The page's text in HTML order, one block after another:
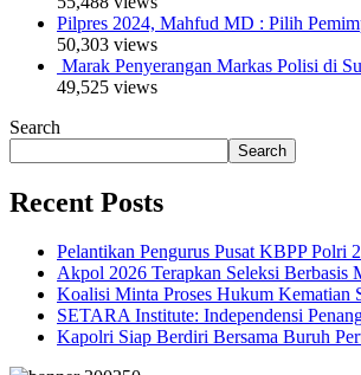
Pilpres 2024, Mahfud MD : Pilih
50,303 views
Marak Penyerangan Markas Polisi di
49,525 views
Search
Search
Recent Posts
Pelantikan Pengurus Pusat KBPP Polri
Akpol 2026 Terapkan Seleksi Berbasis
Koalisi Minta Proses Hukum Kematian
SETARA Institute: Independensi
Kapolri Siap Berdiri Bersama Buruh